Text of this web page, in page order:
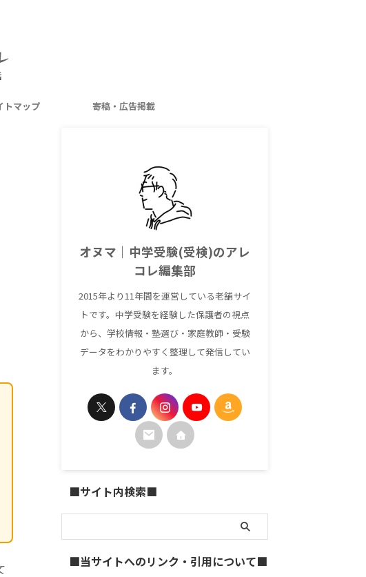
トマップ 寄稿・広告掲載
オヌマ｜中学受験(受検)のアレ
コレ編集部
2015年より11年間を運営している老舗サイ
トです。中学受験を経験した保護者の視点
から、学校情報・塾選び・家庭教師・受験
データをわかりやすく整理して発信してい
ます。
■サイト内検索■
■当サイトへのリンク・引用について■